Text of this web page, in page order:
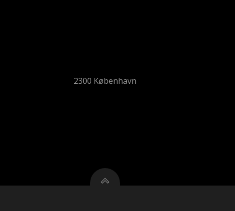
2300 København